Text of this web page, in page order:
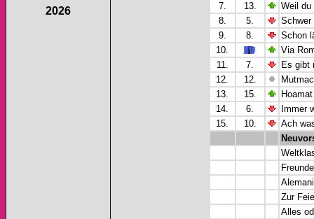
2026
7.
13.
Weil du
8.
5.
Schwer
9.
8.
Schon
10.
Via
11.
7.
Es gibt
12.
12.
13.
15.
14.
6.
Immer
15.
10.
Ach
Zur
Alles